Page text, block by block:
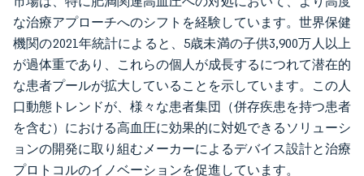
な治療アプローチへのシフトを経験しています。世界保健
機関の2021年統計によると、5歳未満の子供3,900万人以上
が過体重であり、これらの個人が成長するにつれて潜在的
な患者プールが拡大していることを示しています。この人
口動態トレンドが、様々な患者集団（併存疾患を持つ患者
を含む）における高血圧に効果的に対処できるソリューシ
ョンの開発に取り組むメーカーによるデバイス設計と治療
プロトコルのイノベーションを促進しています。